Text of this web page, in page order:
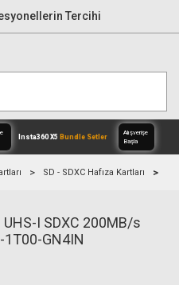
Tercihi
Setler
Alışverişe
Başla
SD - SDXC Hafıza Kartları
I SDXC 200MB/s
1T00-GN4IN